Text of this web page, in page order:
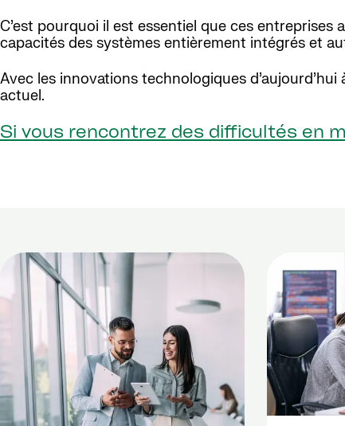
C’est pourquoi il est essentiel que ces
capacités des systèmes entièrement intégrés et
Avec les innovations technologiques
actuel.
Si vous rencontrez des difficultés en